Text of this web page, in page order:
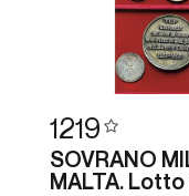
1219
SOVRANO
MALTA.